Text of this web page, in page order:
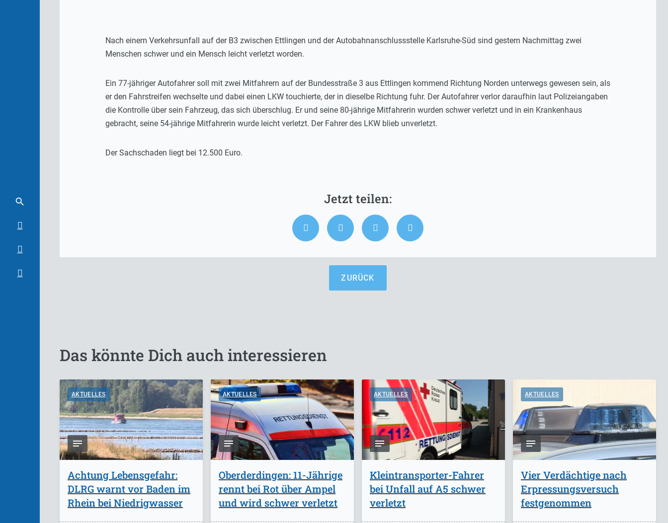
Nach einem Verkehrsunfall auf der B3 zwischen Ettlingen und der Autobahnanschlussstelle Karlsruhe-Süd sind gestern Nachmittag zwei
Menschen schwer und ein Mensch leicht verletzt worden.
Ein 77-jähriger Autofahrer soll mit zwei Mitfahrern auf der Bundesstraße 3 aus Ettlingen kommend Richtung Norden unterwegs gewesen sein, als
er den Fahrstreifen wechselte und dabei einen LKW touchierte, der in dieselbe Richtung fuhr. Der Autofahrer verlor daraufhin laut Polizeiangaben
die Kontrolle über sein Fahrzeug, das sich überschlug. Er und seine 80-jährige Mitfahrerin wurden schwer verletzt und in ein Krankenhaus
gebracht, seine 54-jährige Mitfahrerin wurde leicht verletzt. Der Fahrer des LKW blieb unverletzt.
Der Sachschaden liegt bei 12.500 Euro.
ZURÜCK
Das könnte Dich auch interessieren
AKTUELLES
Achtung Lebensgefahr:
DLRG warnt vor Baden im
Rhein bei Niedrigwasser
AKTUELLES
Oberderdingen: 11-Jährige
rennt bei Rot über Ampel
und wird schwer verletzt
AKTUELLES
Kleintransporter-Fahrer
bei Unfall auf A5 schwer
verletzt
AKTUELLES
Vier Verdächtige nach
Erpressungsversuch
festgenommen